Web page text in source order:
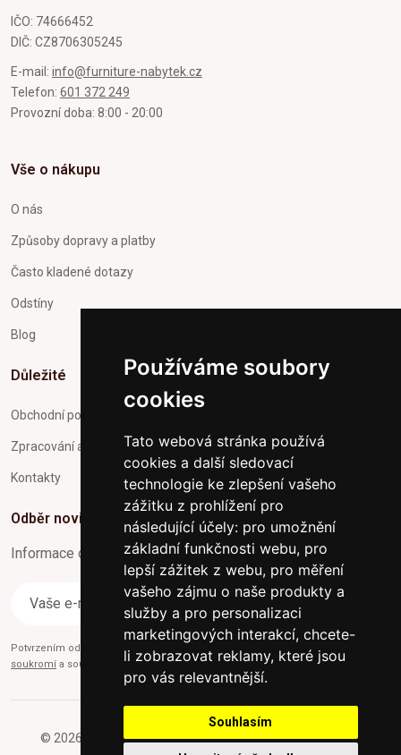
Používáme soubory
cookies
Tato webová stránka používá
cookies a další sledovací
technologie ke zlepšení vašeho
zážitku z prohlížení pro
následující účely: pro umožnění
základní funkčnosti webu, pro
lepší zážitek z webu, pro měření
vašeho zájmu o naše produkty a
služby a pro personalizaci
marketingových interakcí, chcete-
li zobrazovat reklamy, které jsou
pro vás relevantnější.
Souhlasím
IČO: 74666452
DIČ: CZ8706305245
E-mail: info@furniture-nabytek.cz
Telefon: 601 372 249
Provozní doba: 8:00 - 20:00
Vše o nákupu
O nás
Způsoby dopravy a platby
Často kladené dotazy
Odstíny
Blog
Důležité
Obchodní podmínky
Zpracování a ochrana osobních údajů
Kontakty
Odběr novinek
Informace o Novinkách a užitečné rady max. 1x za týden
Odebírat
Potvrzením odběru současně souhlasíte s našimi podmínkami o
soukromí a současně nám udělujete souhlas se zasíláním obchodních e-mailů.
© 2026 Furniture-nabytek.cz - Všechna práva vyhrazena.